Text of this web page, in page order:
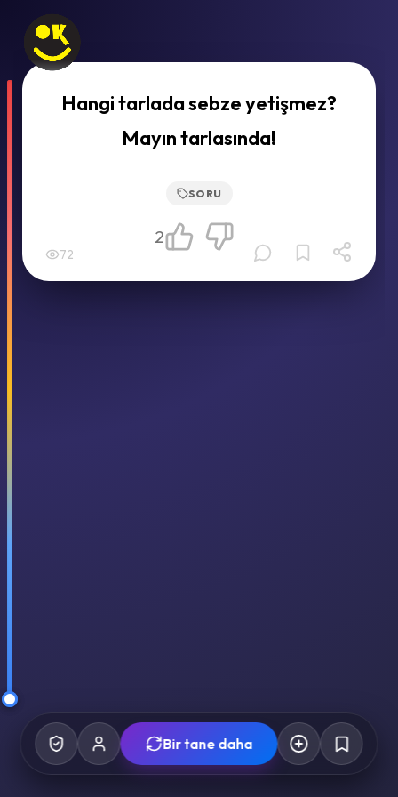
Hangi tarlada sebze yetişmez?
Mayın tarlasında!
SORU
72
2
Bir tane daha